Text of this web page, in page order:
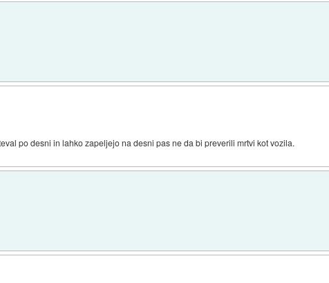
po desni in lahko zapeljejo na desni pas ne da bi preverili mrtvi kot vozila.